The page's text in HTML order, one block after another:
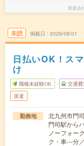
派遣会
未読 掲載日 2026/08/01
日払いOK！ス
け
職種未経験OK 交通費
派遣
勤務地
北九州市門
門司駅から
ノーフォー
ク・車---分